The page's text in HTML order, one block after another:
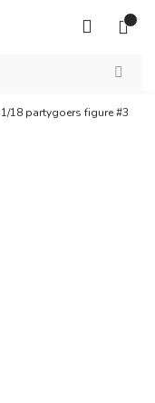
1/18 partygoers figure #3